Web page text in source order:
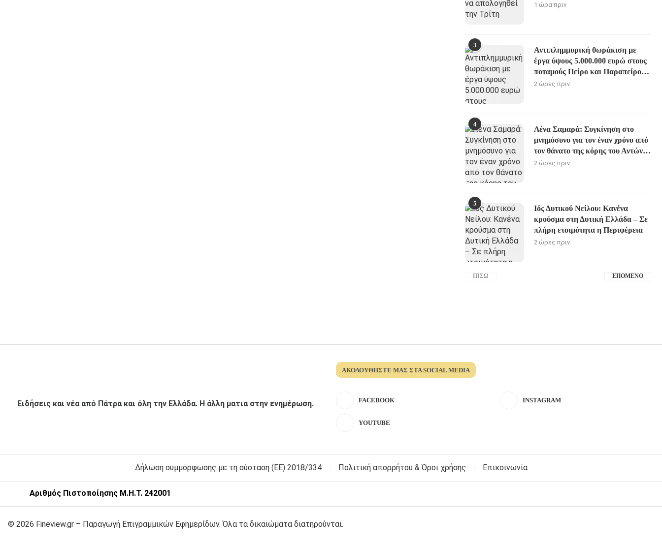
1 ώρα πριν
3
Αντιπλημμυρική θωράκιση με
έργα ύψους 5.000.000 ευρώ στους
ποταμούς Πείρο και Παραπείρο
της Π.Ε. Αχαίας
2 ώρες πριν
4
Λένα Σαμαρά: Συγκίνηση στο
μνημόσυνο για τον έναν χρόνο από
τον θάνατο της κόρης του Αντώνη
Σαμαρά
2 ώρες πριν
5
Ιός Δυτικού Νείλου: Κανένα
κρούσμα στη Δυτική Ελλάδα – Σε
πλήρη ετοιμότητα η Περιφέρεια
2 ώρες πριν
ΠΊΣΩ ΕΠΌΜΕΝΟ
Ειδήσεις και νέα από Πάτρα και όλη την Ελλάδα. Η άλλη ματια στην ενημέρωση.
ΑΚΟΛΟΥΘΉΣΤΕ ΜΑΣ ΣΤΑ SOCIAL MEDIA
FACEBOOK INSTAGRAM
YOUTUBE
Δήλωση συμμόρφωσης με τη σύσταση (ΕΕ) 2018/334 Πολιτική απορρήτου & Όροι χρήσης Επικοινωνία
Αριθμός Πιστοποίησης Μ.Η.Τ. 242001
© 2026 Fineview.gr – Παραγωγή Επιγραμμικών Εφημερίδων. Όλα τα δικαιώματα διατηρούνται.